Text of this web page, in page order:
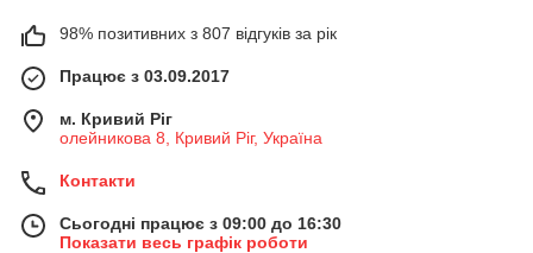
98% позитивних з 807 відгуків за рік
Працює з 03.09.2017
м. Кривий Ріг
олейникова 8, Кривий Ріг, Україна
Контакти
Сьогодні працює з 09:00 до 16:30
Показати весь графік роботи